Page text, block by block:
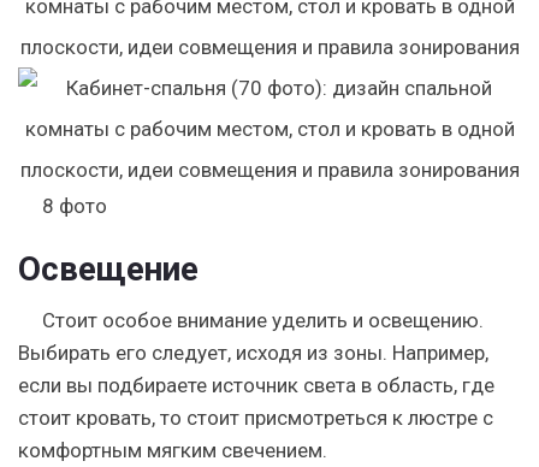
8 фото
Освещение
Стоит особое внимание уделить и освещению.
Выбирать его следует, исходя из зоны. Например,
если вы подбираете источник света в область, где
стоит кровать, то стоит присмотреться к люстре с
комфортным мягким свечением.